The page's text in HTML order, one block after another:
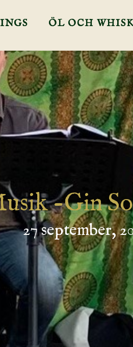
ÖL OCH
-Gin
27 september,